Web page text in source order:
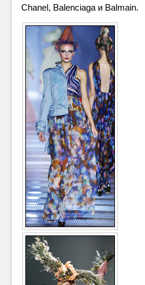
Chanel, Balenciaga и Balmain.